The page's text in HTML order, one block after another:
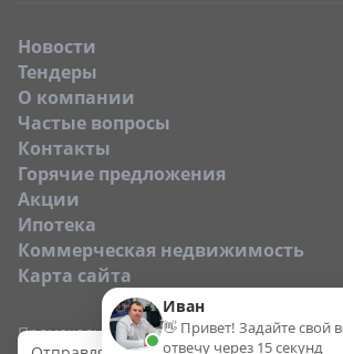
Новости
Тендеры
O компании
Частые вопросы
Контакты
Горячие предложения
Акции
Ипотека
Коммерческая недвижимость
Карта сайта
Промокод:
Иван
👋 Привет! Задайте свой
отвечу через 15 секунд